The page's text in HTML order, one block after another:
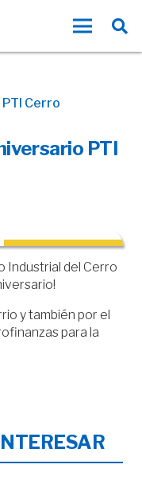
Cerro
PTI
Industrial del Cerro
y también por el
para la